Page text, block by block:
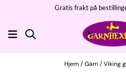
Hopp til innholdGratis frakt på
Hjem /Garn/Viking